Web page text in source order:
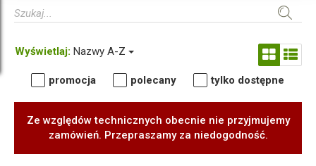
Wyświetlaj: Nazwy A-Z
promocja polecany tylko dostępne
Ze względów technicznych obecnie nie przyjmujemy
zamówień. Przepraszamy za niedogodność.